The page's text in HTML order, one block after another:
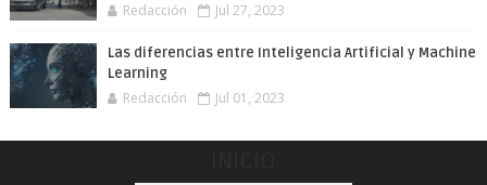
Redacción Jul 27, 2023
Las diferencias entre Inteligencia Artificial y Machine
Learning
Redacción Jul 01, 2023